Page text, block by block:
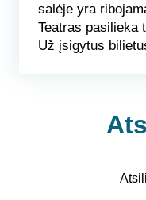
salėje yra
Teatras pasilieka
Už įsigytus